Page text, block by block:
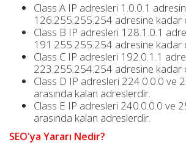
Class A IP adresleri 1.0.0.1
126.255.255.254 adresine kadar
Class B IP adresleri 128.1.0.1
191.255.255.254 adresine kadar
Class C IP adresleri 192.0.1.1
223.255.254.254 adresine kadar
Class D IP adresleri 224.0.0.0 ve
arasında kalan adreslerdir.
Class E IP adresleri 240.0.0.0 ve
arasında kalan adreslerdir.
SEO'ya Yararı Nedir?